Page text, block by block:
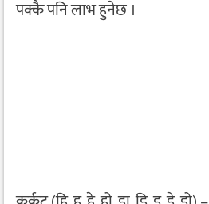
पक्कै पनि लाभ हुनेछ ।